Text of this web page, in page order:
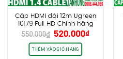
Cáp HDMI dài 12m Ugreen
10179 Full HD Chính hãng
cao cấp
550.000₫ Giá
gốc
là:
520.000₫Giá
THÊM VÀO GIỎ HÀNG